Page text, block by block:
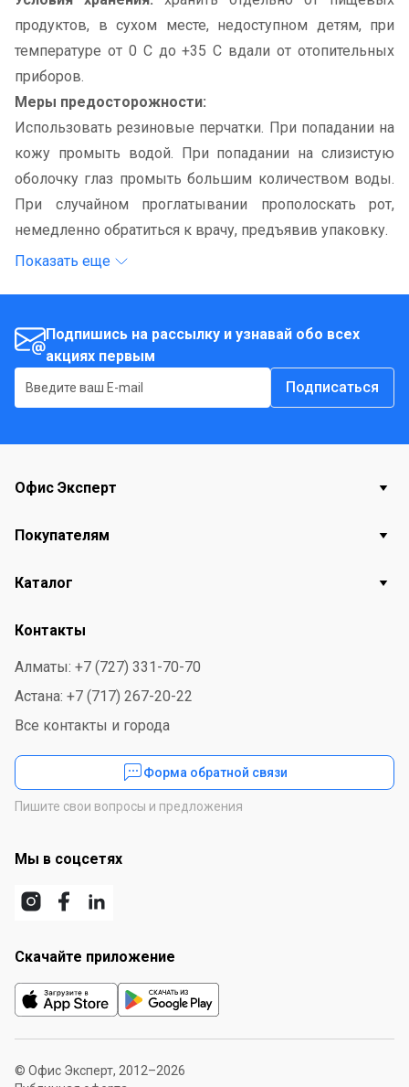
продуктов, в сухом месте, недоступном детям, при
температуре от 0 С до +35 С вдали от отопительных
приборов.
Меры предосторожности:
Использовать резиновые перчатки. При попадании на
кожу промыть водой. При попадании на слизистую
оболочку глаз промыть большим количеством воды.
При случайном проглатывании прополоскать рот,
немедленно обратиться к врачу, предъявив упаковку.
Показать еще
Подпишись на рассылку и узнавай обо всех
акциях первым
Подписаться
Офис Эксперт
Покупателям
Каталог
Контакты
Алматы: +7 (727) 331-70-70
Астана: +7 (717) 267-20-22
Все контакты и города
Форма обратной связи
Пишите свои вопросы и предложения
Мы в соцсетях
Скачайте приложение
© Офис Эксперт, 2012–2026